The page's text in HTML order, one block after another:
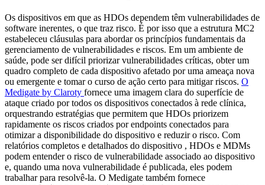
Os dispositivos em que as HDOs dependem têm vulnerabilidades de
software inerentes, o que traz risco. É por isso que a estrutura MC2
estabeleceu cláusulas para abordar os princípios fundamentais da
gerenciamento de vulnerabilidades e riscos. Em um ambiente de
saúde, pode ser difícil priorizar vulnerabilidades críticas, obter um
quadro completo de cada dispositivo afetado por uma ameaça nova
ou emergente e tomar o curso de ação certo para mitigar riscos. O
Medigate by Claroty fornece uma imagem clara do superfície de
ataque criado por todos os dispositivos conectados à rede clínica,
orquestrando estratégias que permitem que HDOs priorizem
rapidamente os riscos criados por endpoints conectados para
otimizar a disponibilidade do dispositivo e reduzir o risco. Com
relatórios completos e detalhados do dispositivo , HDOs e MDMs
podem entender o risco de vulnerabilidade associado ao dispositivo
e, quando uma nova vulnerabilidade é publicada, eles podem
trabalhar para resolvê-la. O Medigate também fornece